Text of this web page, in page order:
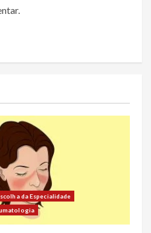
da Especialidade